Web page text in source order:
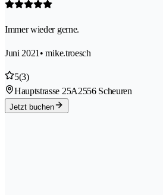
Immer wieder gerne.
Juni 2021 • mike.troesch
5(3)
Hauptstrasse 25A2556 Scheuren
Jetzt buchen